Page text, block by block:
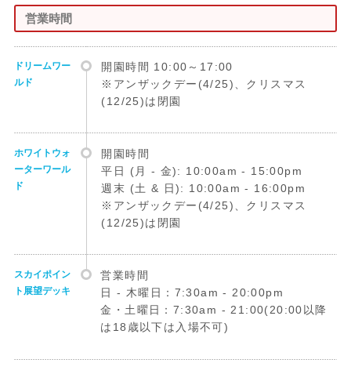
営業時間
ドリームワー
ルド
開園時間 10:00～17:00
※アンザックデー(4/25)、クリスマス
(12/25)は閉園
ホワイトウォ
ーターワール
ド
開園時間
平日 (月 - 金): 10:00am - 15:00pm
週末 (土 & 日): 10:00am - 16:00pm
※アンザックデー(4/25)、クリスマス
(12/25)は閉園
スカイポイン
ト展望デッキ
営業時間
日 - 木曜日：7:30am - 20:00pm
金・土曜日：7:30am - 21:00(20:00以降
は18歳以下は入場不可)